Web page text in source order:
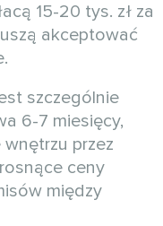
15-20 tys. zł za
akceptować
szczególnie
6-7 miesięcy,
przez
ceny
między